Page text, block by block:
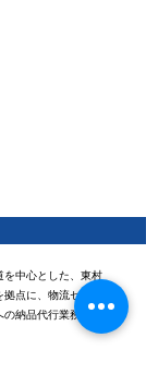
てきま
を中心とした、東村
点に、物流センター
納品代行業務などを